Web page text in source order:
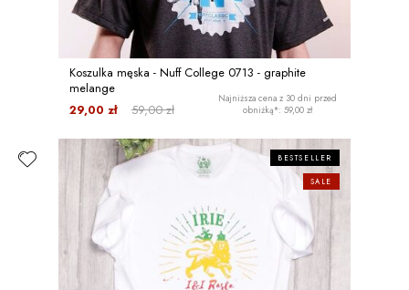
Koszulka męska - Nuff College 0713 - graphite
melange
59,00 zł
29,00 zł
Najniższa cena z 30 dni przed
obniżką*: 59,00 zł
BESTSELLER
SALE